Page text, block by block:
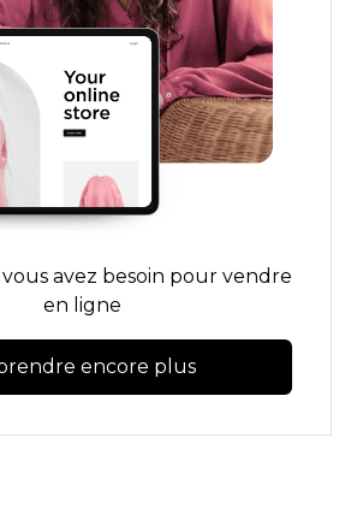
avez besoin pour vendre
en ligne
encore plus